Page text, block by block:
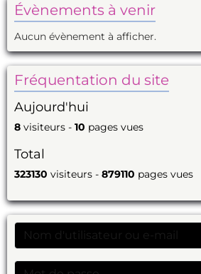
Évènements à venir
Aucun évènement à afficher.
Fréquentation du site
Aujourd'hui
8 visiteurs - 10 pages vues
Total
323130 visiteurs - 879110 pages vues